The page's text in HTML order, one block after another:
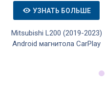
УЗНАТЬ БОЛЬШЕ
Mitsubishi L200 (2019-2023)
Android магнитола CarPlay